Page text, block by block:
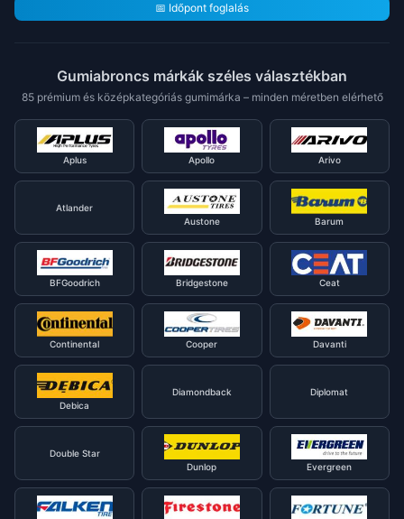
📅 Időpont foglalás
Gumiabroncs márkák széles választékban
85 prémium és középkategóriás gumimárka – minden méretben elérhető
Aplus Apollo Arivo
Atlander
Austone
Barum
BFGoodrich Bridgestone Ceat
Continental Cooper Davanti
Debica
Diamondback Diplomat
Double Star
Dunlop
Evergreen